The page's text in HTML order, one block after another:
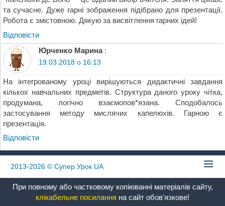
та сучасне. Дуже гарні зображення підібрано для презентації.
Робота є змістовною. Дякую за висвітлення гарних ідей!
Відповіcти
Юрченко Марина :
19.03.2018 о 16:13
На інтегрованому уроці вирішуються дидактичні завдання
кількох навчальних предметів. Структура даного уроку чітка,
продумана, логічно взаємопов*язана. Сподобалось
застосування методу мислячих капелюхів. Гарною є
презентація.
Відповіcти
2013-2026 © Супер Урок UA
При повному або частковому копіюванні матеріалів сайту,
клікабельне посилання на сайт обов'язкове!